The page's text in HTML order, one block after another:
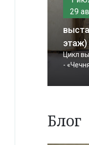
29
этаж)
Цикл
-
Блог